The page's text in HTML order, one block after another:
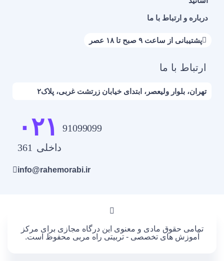
درباره و ارتباط با ما
پشتیبانی از ساعت ۹ صبح تا ۱۸ عصر
ارتباط با ما
تهران، بلوار ولیعصر، ابتدای خیابان زرتشت غربی، پلاک۲
۰۲۱
91099099
داخلی 361
info@rahemorabi.ir
تمامی حقوق مادی و معنوی این درگاه مجازی برای مرکز
آموزش های تخصصی - تربیتی راه مربی محفوظ است.